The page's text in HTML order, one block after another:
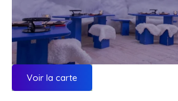
Voir la carte